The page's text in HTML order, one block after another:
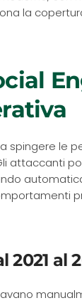
la
spingere le
attaccanti
2021 al